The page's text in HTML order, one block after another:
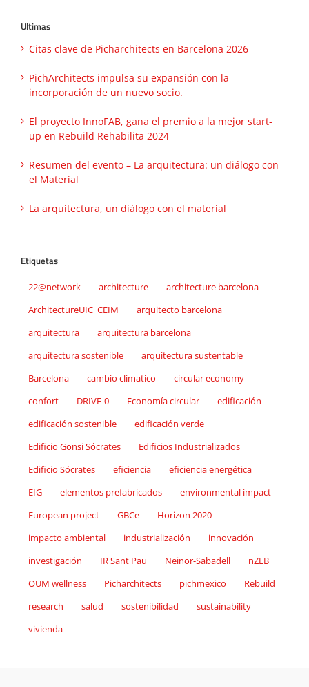
Ultimas
Citas clave de Picharchitects en Barcelona 2026
PichArchitects impulsa su expansión con la
incorporación de un nuevo socio.
El proyecto InnoFAB, gana el premio a la mejor start-
up en Rebuild Rehabilita 2024
Resumen del evento – La arquitectura: un diálogo con
el Material
La arquitectura, un diálogo con el material
Etiquetas
22@network architecture
architecture barcelona
ArchitectureUIC_CEIM
arquitecto barcelona
arquitectura
arquitectura barcelona
arquitectura sostenible
arquitectura sustentable
Barcelona
cambio climatico
circular economy
confort
DRIVE-0 Economía circular
edificación
edificación sostenible
edificación verde
Edificio Gonsi Sócrates
Edificios Industrializados
Edificio Sócrates
eficiencia
eficiencia energética
EIG
elementos prefabricados
environmental impact
European project
GBCe
Horizon 2020
impacto ambiental
industrialización
innovación
investigación
IR Sant Pau Neinor-Sabadell
nZEB
OUM wellness
Picharchitects pichmexico
Rebuild
research
salud sostenibilidad
sustainability
vivienda